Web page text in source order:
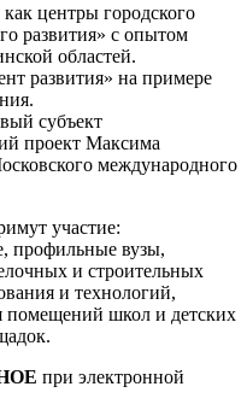
центры городского
развития» с опытом
областей.
развития» на примере
субъект
проект Максима
международного
участие:
профильные вузы,
и строительных
и технологий,
школ и детских
при электронной